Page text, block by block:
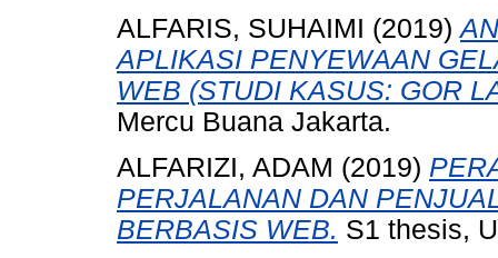
ALFARIS, SUHAIMI (2019)
APLIKASI PENYEWAAN
WEB (STUDI KASUS: GOR
Mercu Buana Jakarta.
ALFARIZI, ADAM (2019)
PERJALANAN DAN
BERBASIS WEB. S1 thesis,